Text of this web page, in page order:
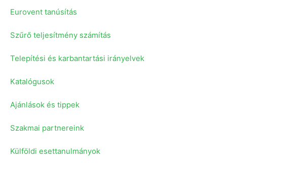
Eurovent tanúsítás
Szűrő teljesítmény számítás
Telepítési és karbantartási irányelvek
Katalógusok
Ajánlások és tippek
Szakmai partnereink
Külföldi esettanulmányok